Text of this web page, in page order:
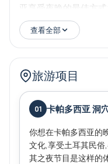
亚享受夜晚的最佳方
选择的活动。 土耳其
同民谣音乐和舞蹈,舞
查看全部
旅游项目
01 卡帕多西亚 洞
你想在卡帕多西亚的
文化,享受土耳其民
其之夜节目是这样的